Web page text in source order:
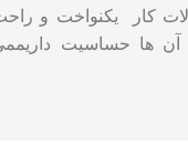
کار یکنواخت و
آن ها حساسیت